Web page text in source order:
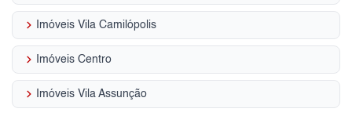
keyboard_arrow_right Imóveis Vila Camilópolis
keyboard_arrow_right Imóveis Centro
keyboard_arrow_right Imóveis Vila Assunção